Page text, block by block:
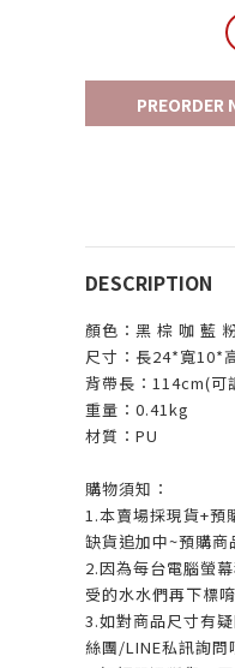
PREORDER
DESCRIPTION
顏色：黑 棕 咖 藍
尺寸：長24*寬10*
背帶長 ：114cm(可
重量：0.41kg
材質 ：PU
購物須知：
1.本賣場採現貨+預
缺貨追加中~預購
2.因為每台電腦螢
受的水水們再下標唷
3.如對商品尺寸有
絲團/LINE私訊詢問